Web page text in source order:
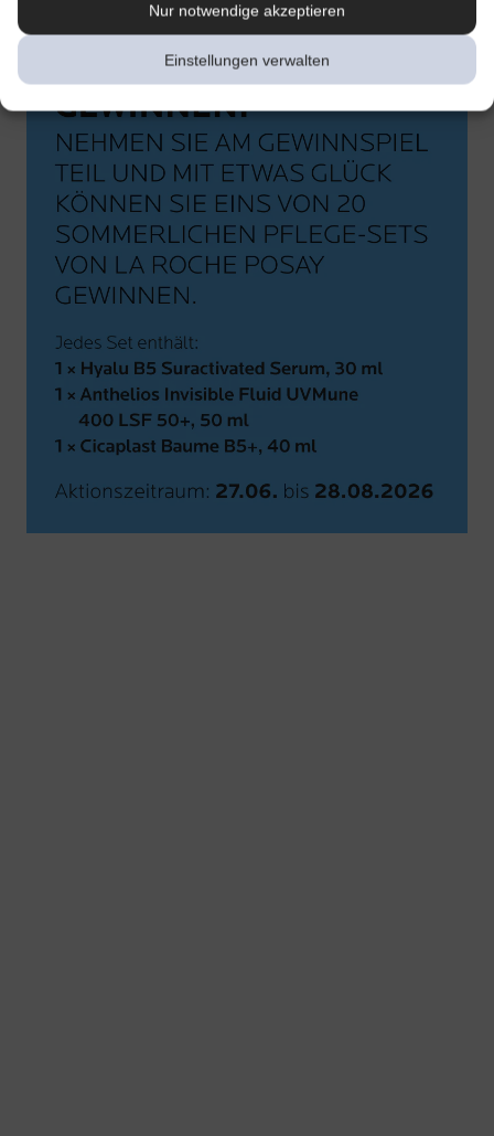
Nur notwendige akzeptieren
Einstellungen verwalten